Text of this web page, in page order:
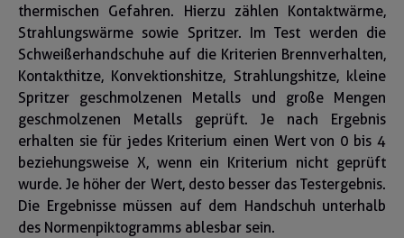
thermischen Gefahren. Hierzu zählen Kontaktwärme,
Strahlungswärme sowie Spritzer. Im Test werden die
Schweißerhandschuhe auf die Kriterien Brennverhalten,
Kontakthitze, Konvektionshitze, Strahlungshitze, kleine
Spritzer geschmolzenen Metalls und große Mengen
geschmolzenen Metalls geprüft. Je nach Ergebnis
erhalten sie für jedes Kriterium einen Wert von 0 bis 4
beziehungsweise X, wenn ein Kriterium nicht geprüft
wurde. Je höher der Wert, desto besser das Testergebnis.
Die Ergebnisse müssen auf dem Handschuh unterhalb
des Normenpiktogramms ablesbar sein.